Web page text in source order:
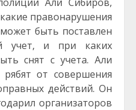
правонарушения
быть поставлен
учет, и при каких
снят с учета. Али
от совершения
действий. Он
организаторов